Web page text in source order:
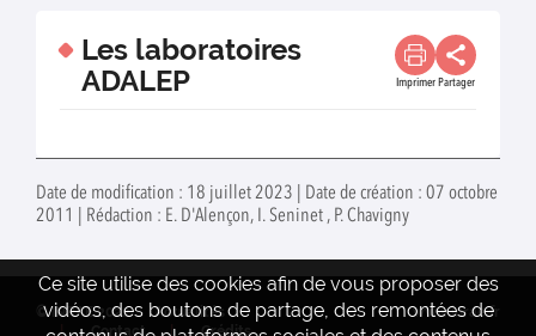
Les laboratoires
ADALEP
Imprimer Partager
Date de modification : 18 juillet 2023 | Date de création : 07 octobre
2011 | Rédaction : E. D'Alençon, I. Seninet , P. Chavigny
Ce site utilise des cookies afin de vous proposer des
vidéos, des boutons de partage, des remontées de
© INRAE 2022
Actualités
Contact
Crédits
www.inrae.fr